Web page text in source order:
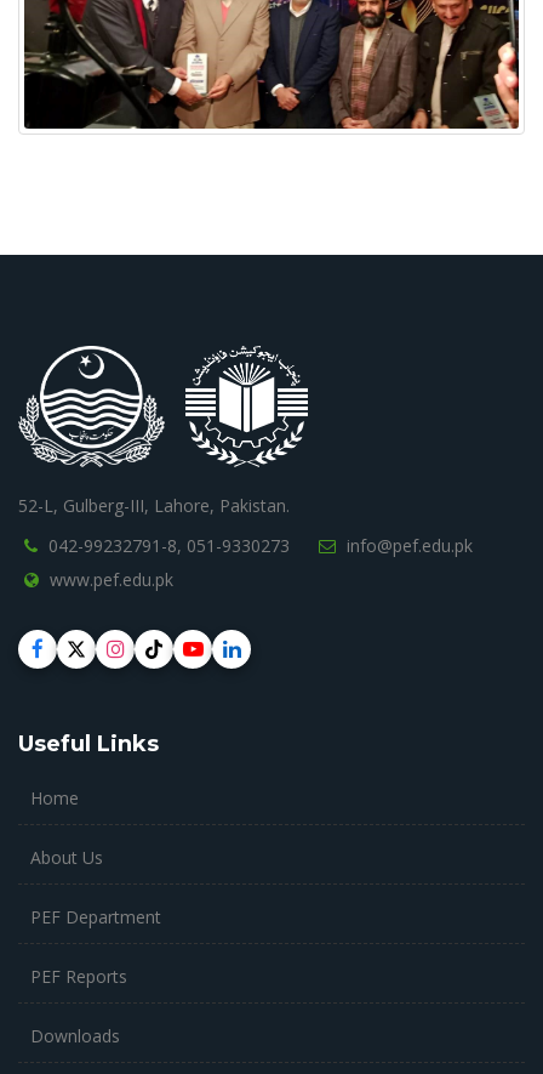
52-L, Gulberg-III, Lahore, Pakistan.
042-99232791-8, 051-9330273
info@pef.edu.pk
www.pef.edu.pk
Useful Links
Home
About Us
PEF Department
PEF Reports
Downloads